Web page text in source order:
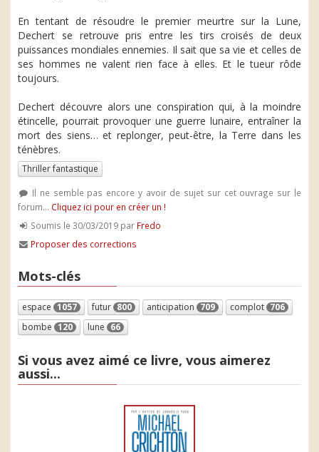
En tentant de résoudre le premier meurtre sur la Lune,
Dechert se retrouve pris entre les tirs croisés de deux
puissances mondiales ennemies. Il sait que sa vie et celles de
ses hommes ne valent rien face à elles. Et le tueur rôde
toujours.
Dechert découvre alors une conspiration qui, à la moindre
étincelle, pourrait provoquer une guerre lunaire, entraîner la
mort des siens… et replonger, peut-être, la Terre dans les
ténèbres.
Thriller fantastique
Il ne semble pas encore y avoir de sujet sur cet ouvrage sur le
forum... Cliquez ici pour en créer un !
Soumis le 30/03/2019 par Fredo
Proposer des corrections
Mots-clés
espace 1057 futur 800 anticipation 709 complot 706
bombe 120 lune 66
Si vous avez aimé ce livre, vous aimerez
aussi...